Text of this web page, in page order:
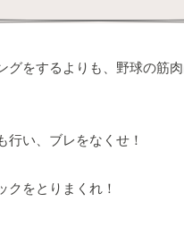
をするよりも、野球の筋
い、ブレをなくせ！
をとりまくれ！